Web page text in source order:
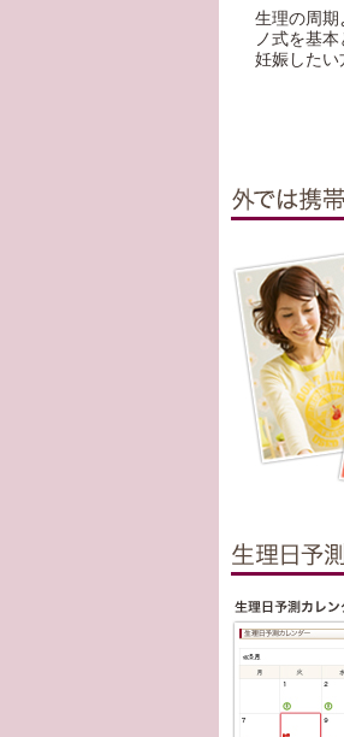
生理の周期
ノ式を基本
妊娠したい